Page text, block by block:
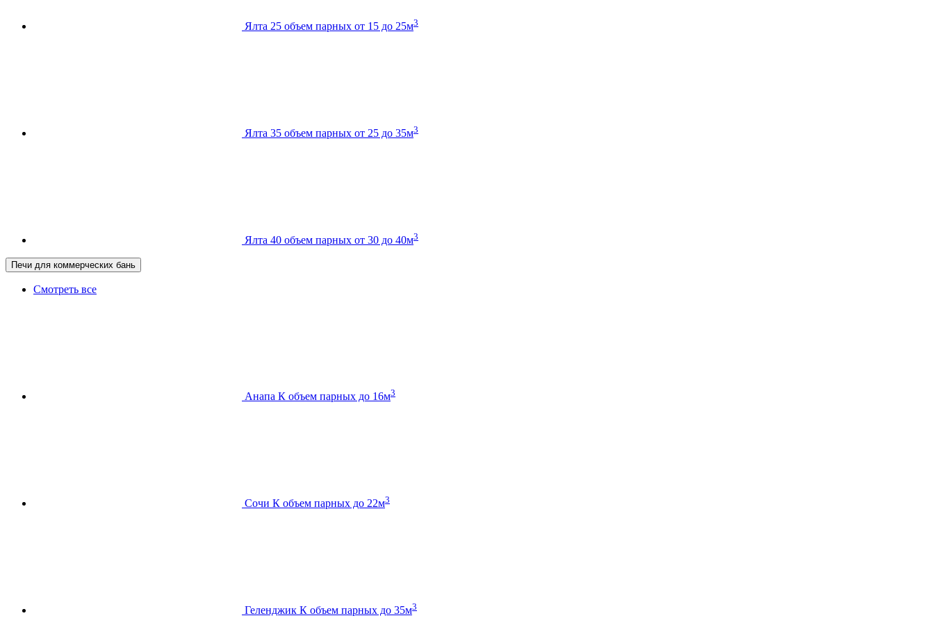
Ялта 25 объем парных от 15 до 25м3
Ялта 35 объем парных от 25 до 35м3
Ялта 40 объем парных от 30 до 40м3
Печи для коммерческих бань
Смотреть все
Анапа К объем парных до 16м3
Сочи К объем парных до 22м3
Геленджик К объем парных до 35м3